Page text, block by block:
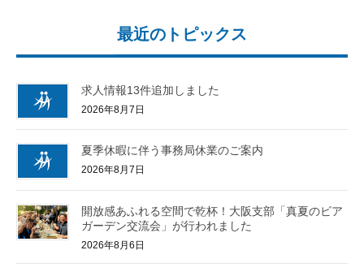
最近のトピックス
求人情報13件追加しました
2026年8月7日
夏季休暇に伴う事務局休業のご案内
2026年8月7日
開放感あふれる空間で乾杯！大阪支部「真夏のビア
ガーデン交流会」が行われました
2026年8月6日